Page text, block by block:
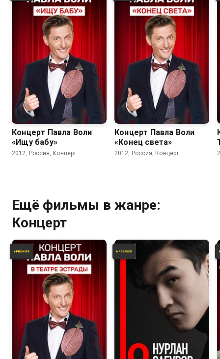
Концерт Павла Воли
«Ищу бабу»
2012, Россия, Концерт
Концерт Павла Воли
«Конец света»
2012, Россия, Концерт
Ещё фильмы в жанре:
Концерт